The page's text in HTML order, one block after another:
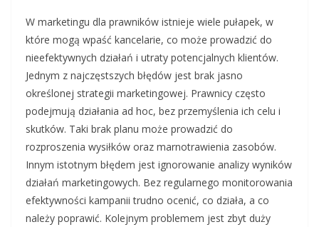
W marketingu dla prawników istnieje wiele pułapek, w
które mogą wpaść kancelarie, co może prowadzić do
nieefektywnych działań i utraty potencjalnych klientów.
Jednym z najczęstszych błędów jest brak jasno
określonej strategii marketingowej. Prawnicy często
podejmują działania ad hoc, bez przemyślenia ich celu i
skutków. Taki brak planu może prowadzić do
rozproszenia wysiłków oraz marnotrawienia zasobów.
Innym istotnym błędem jest ignorowanie analizy wyników
działań marketingowych. Bez regularnego monitorowania
efektywności kampanii trudno ocenić, co działa, a co
należy poprawić. Kolejnym problemem jest zbyt duży